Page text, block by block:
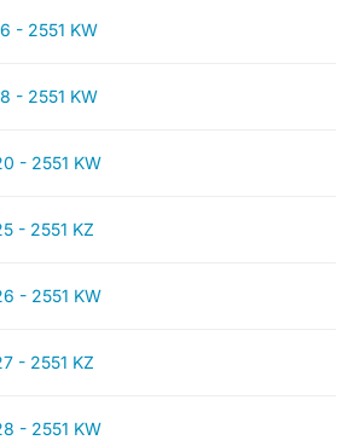
- 2551 KW
- 2551 KW
- 2551 KW
- 2551 KZ
- 2551 KW
- 2551 KZ
- 2551 KW